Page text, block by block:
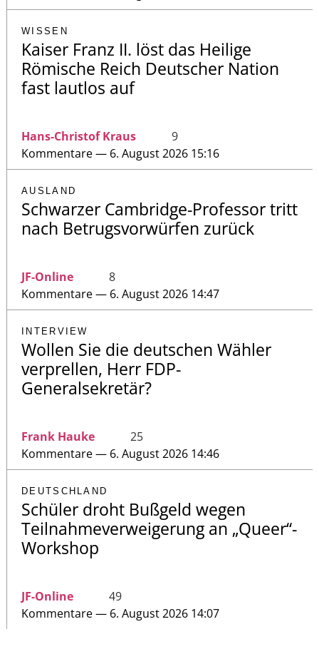
WISSEN
Kaiser Franz II. löst das Heilige
Römische Reich Deutscher Nation
fast lautlos auf
Hans-Christof Kraus
9
Kommentare — 6. August 2026 15:16
AUSLAND
Schwarzer Cambridge-Professor tritt
nach Betrugsvorwürfen zurück
JF-Online
8
Kommentare — 6. August 2026 14:47
INTERVIEW
Wollen Sie die deutschen Wähler
verprellen, Herr FDP-
Generalsekretär?
Frank Hauke
25
Kommentare — 6. August 2026 14:46
DEUTSCHLAND
Schüler droht Bußgeld wegen
Teilnahmeverweigerung an „Queer“-
Workshop
JF-Online
49
Kommentare — 6. August 2026 14:07